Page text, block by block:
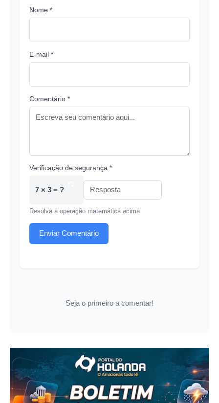
Nome *
E-mail *
Comentário *
Verificação de segurança *
7 × 3 = ?
Resolva a operação matemática acima
Enviar Comentário
Seja o primeiro a comentar!